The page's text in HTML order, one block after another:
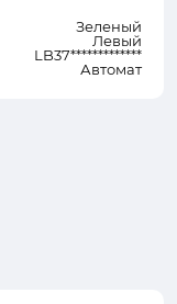
Зеленый
Левый
LB37*************
Автомат